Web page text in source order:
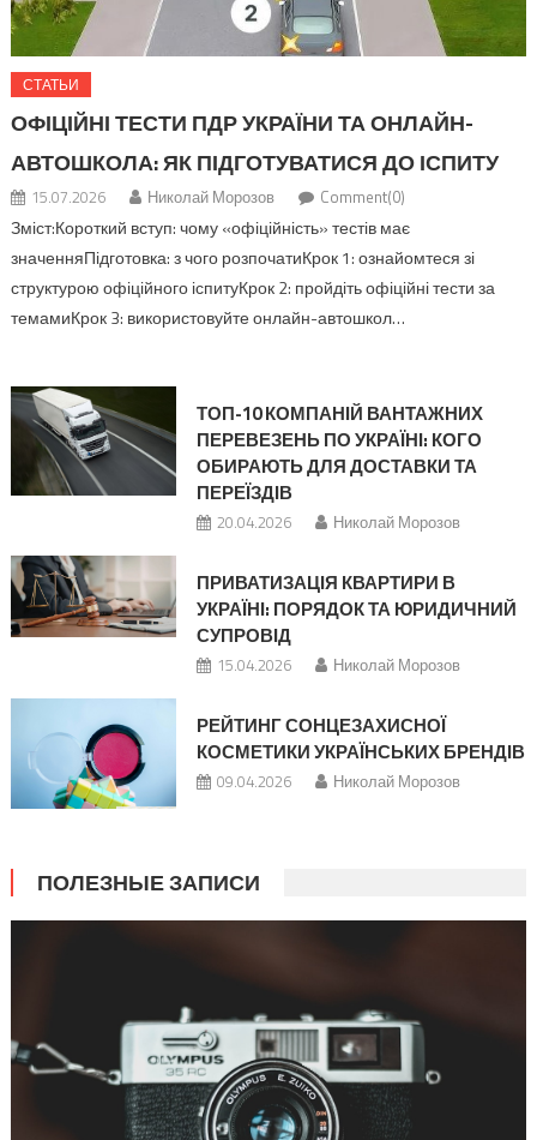
СТАТЬИ
ОФІЦІЙНІ ТЕСТИ ПДР УКРАЇНИ ТА ОНЛАЙН-
АВТОШКОЛА: ЯК ПІДГОТУВАТИСЯ ДО ІСПИТУ
15.07.2026 Николай Морозов Comment(0)
Зміст:Короткий вступ: чому «офіційність» тестів має
значенняПідготовка: з чого розпочатиКрок 1: ознайомтеся зі
структурою офіційного іспитуКрок 2: пройдіть офіційні тести за
темамиКрок 3: використовуйте онлайн-автошкол…
ТОП-10 КОМПАНІЙ ВАНТАЖНИХ
ПЕРЕВЕЗЕНЬ ПО УКРАЇНІ: КОГО
ОБИРАЮТЬ ДЛЯ ДОСТАВКИ ТА
ПЕРЕЇЗДІВ
20.04.2026 Николай Морозов
ПРИВАТИЗАЦІЯ КВАРТИРИ В
УКРАЇНІ: ПОРЯДОК ТА ЮРИДИЧНИЙ
СУПРОВІД
15.04.2026 Николай Морозов
РЕЙТИНГ СОНЦЕЗАХИСНОЇ
КОСМЕТИКИ УКРАЇНСЬКИХ БРЕНДІВ
09.04.2026 Николай Морозов
ПОЛЕЗНЫЕ ЗАПИСИ